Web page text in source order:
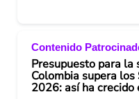
Contenido
Presupuesto para la
Colombia supera
2026: así ha crecido